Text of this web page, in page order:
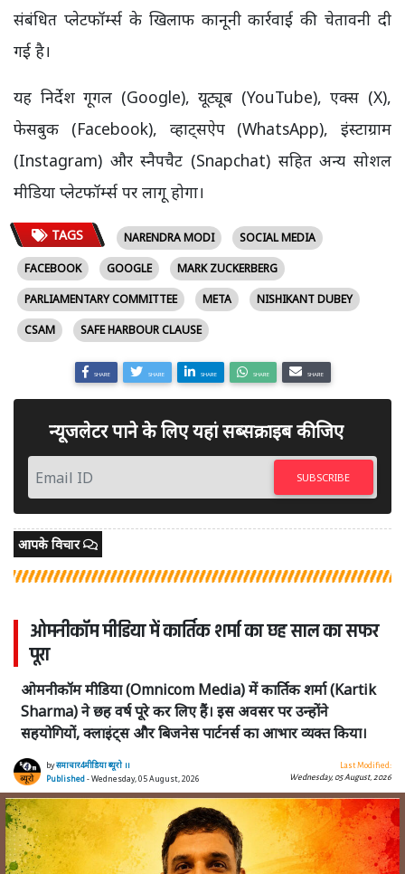
संबंधित प्लेटफॉर्म्स के खिलाफ कानूनी कार्रवाई की चेतावनी दी
गई है।
यह निर्देश गूगल (Google), यूट्यूब (YouTube), एक्स (X),
फेसबुक (Facebook), व्हाट्सऐप (WhatsApp), इंस्टाग्राम
(Instagram) और स्नैपचैट (Snapchat) सहित अन्य सोशल
मीडिया प्लेटफॉर्म्स पर लागू होगा।
TAGS NARENDRA MODI
SOCIAL MEDIA
FACEBOOK
GOOGLE
MARK ZUCKERBERG
PARLIAMENTARY COMMITTEE
META
NISHIKANT DUBEY
CSAM
SAFE HARBOUR CLAUSE
SHARE SHARE SHARE SHARE SHARE
न्यूजलेटर पाने के लिए यहां सब्सक्राइब कीजिए
SUBSCRIBE
आपके विचार
ओमनीकॉम मीडिया में कार्तिक शर्मा का छह साल का सफर
पूरा
ओमनीकॉम मीडिया (Omnicom Media) में कार्तिक शर्मा (Kartik
Sharma) ने छह वर्ष पूरे कर लिए हैं। इस अवसर पर उन्होंने
सहयोगियों, क्लाइंट्स और बिजनेस पार्टनर्स का आभार व्यक्त किया।
byसमाचार4मीडिया ब्यूरो ।।
Published- Wednesday, 05 August, 2026
Last Modified:
Wednesday, 05 August, 2026